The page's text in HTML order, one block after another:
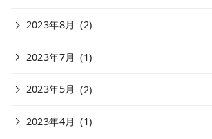
2023年8月 (2)
2023年7月 (1)
2023年5月 (2)
2023年4月 (1)